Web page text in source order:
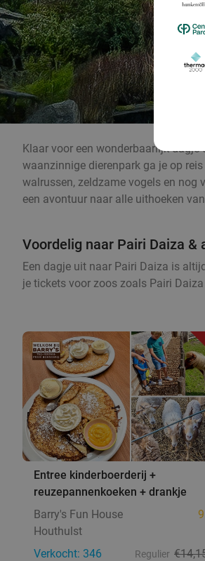
Klaar voor een wonderbaarlijk dagje
waanzinnige dierenpark ga je op
walrussen, zeldzame vogels en nog
een avontuur naar alle uithoeken
Voordelig naar Pairi Daiza &
Een dagje uit naar Pairi Daiza is
je tickets voor zoos zoals Pairi
Entree kinderboerderij +
reuzepannenkoeken + drankje
Barry's Fun House
Houthulst
Verkocht: 346
Regulier